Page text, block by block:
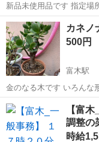
新品未使用品です 指定場
す大阪 堺市 富木
カネ
500円
富木駅
金のなる木です いろんな形、大きさあ
くだ
大阪 富木駅
【富
調整の
時給